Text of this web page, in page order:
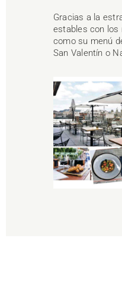
Gracias a la
estables con los
como su menú
San Valentín o